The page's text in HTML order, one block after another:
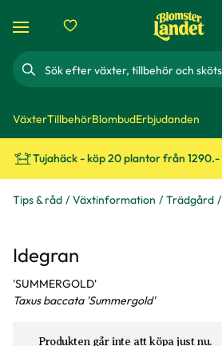
Sök
VäxterTillbehörBlombudErbjudanden
Tujahäck - köp 20 plantor från 1290.-
Tips & råd Växtinformation Trädgård
Idegran
'SUMMERGOLD'
Taxus baccata 'Summergold'
Produkten går inte att köpa just nu.